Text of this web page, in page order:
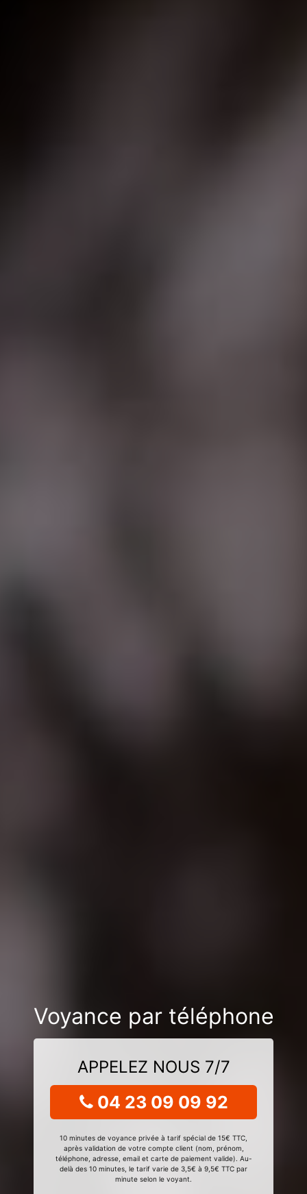
Voyance par téléphone
APPELEZ NOUS 7/7
04 23 09 09 92
10 minutes de voyance privée à tarif spécial de 15€ TTC,
après validation de votre compte client (nom, prénom,
téléphone, adresse, email et carte de paiement valide). Au-
delà des 10 minutes, le tarif varie de 3,5€ à 9,5€ TTC par
minute selon le voyant.